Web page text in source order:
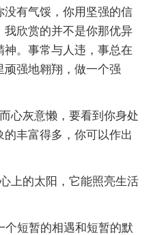
有气馁，你用坚强的信
欣赏的并不是你那优异
。事常与人违，事总在
顽强地翱翔，做一个强
灰意懒，要看到你身处
丰富得多，你可以作出
的太阳，它能照亮生活
短暂的相遇和短暂的默